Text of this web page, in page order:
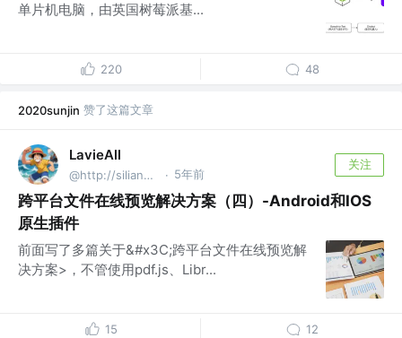
单片机电脑，由英国树莓派基...
220 48
2020sunjin 赞了这篇文章
LavieAll
@http://silianpan.cn · 5年前
关注
跨平台文件在线预览解决方案（四）-Android和IOS
原生插件
前面写了多篇关于&#x3C;跨平台文件在线预览解
决方案>，不管使用pdf.js、Libr...
15 12